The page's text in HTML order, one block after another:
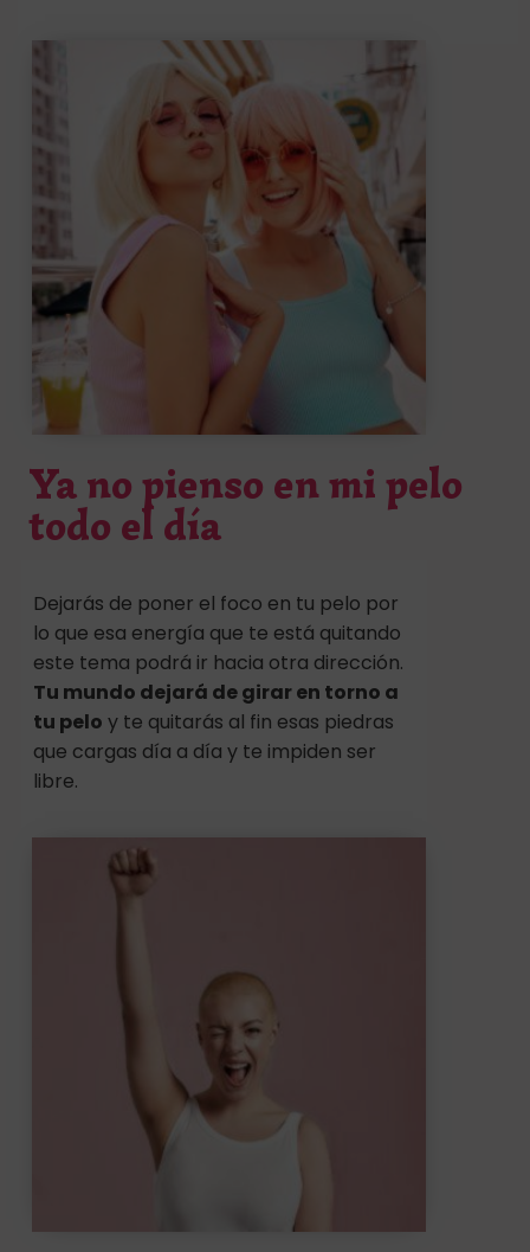
Ya no pienso en mi pelo
todo el día
Dejarás de poner el foco en tu pelo por
lo que esa energía que te está quitando
este tema podrá ir hacia otra dirección.
Tu mundo dejará de girar en torno a
tu pelo y te quitarás al fin esas piedras
que cargas día a día y te impiden ser
libre.